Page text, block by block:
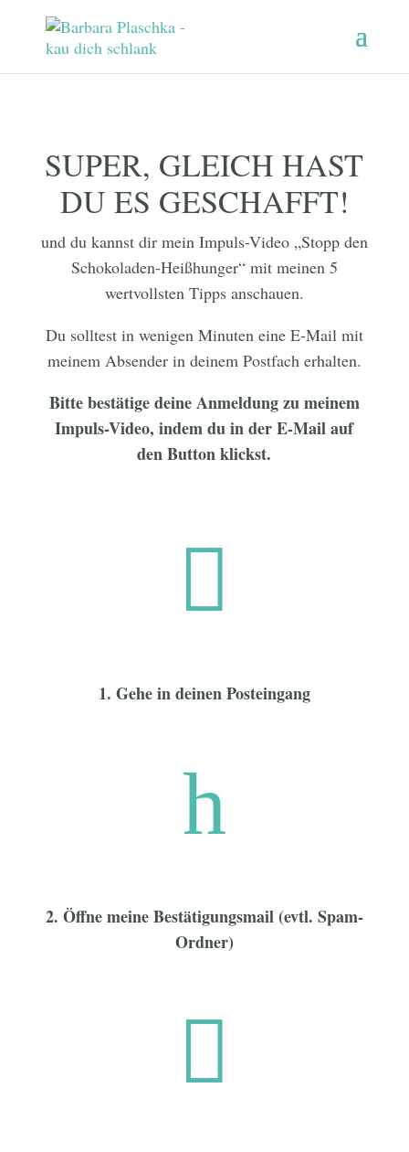
SUPER, GLEICH HAST
DU ES GESCHAFFT!
und du kannst dir mein Impuls-Video „Stopp den
Schokoladen-Heißhunger“ mit meinen 5
wertvollsten Tipps anschauen.
Du solltest in wenigen Minuten eine E-Mail mit
meinem Absender in deinem Postfach erhalten.
Bitte bestätige deine Anmeldung zu meinem
Impuls-Video, indem du in der E-Mail auf
den Button klickst.

1. Gehe in deinen Posteingang
h
2. Öffne meine Bestätigungsmail (evtl. Spam-
Ordner)
